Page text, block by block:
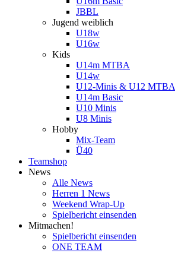
JBBL
Jugend weiblich
U18w
U16w
Kids
U14m MTBA
U14w
U12-Minis & U12 MTBA
U14m Basic
U10 Minis
U8 Minis
Hobby
Mix-Team
Ü40
Teamshop
News
Alle News
Herren 1 News
Weekend Wrap-Up
Spielbericht einsenden
Mitmachen!
Spielbericht einsenden
ONE TEAM